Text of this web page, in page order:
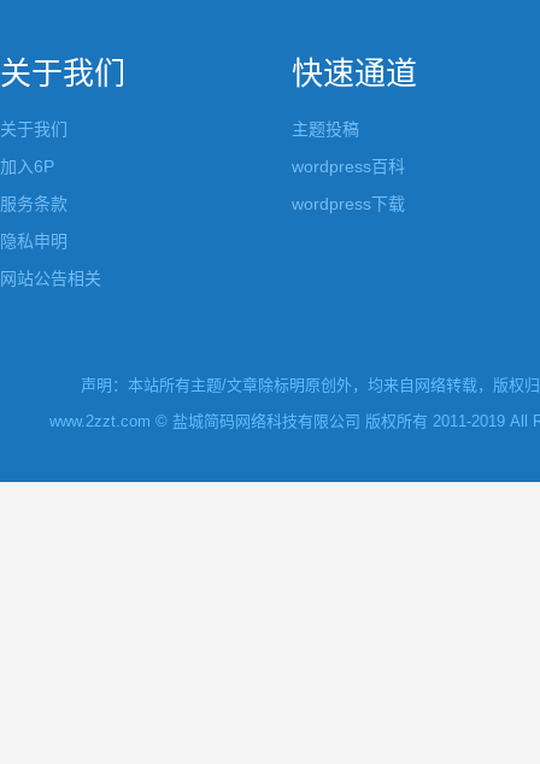
关于我们
关于我们
加入6P
服务条款
隐私申明
网站公告相关
快速通道
主题投稿
wordpress百科
wordpress下载
声明：本站所有主题/文章除标明原创外，均来自网络转载，版权
www.2zzt.com © 盐城简码网络科技有限公司 版权所有 2011-2019